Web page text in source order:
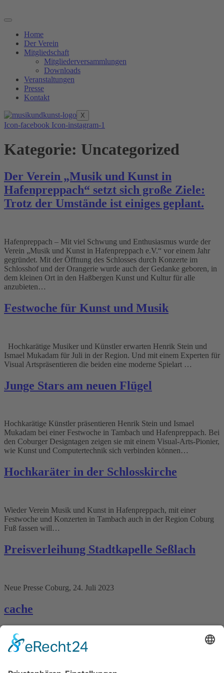
Inhalt
Home
Der Verein
Mitgliedschaft
Mitgliederversammlungen
Downloads
Veranstaltungen
Presse
Kontakt
X
Icon-facebook Icon-instagram-1
Kategorie: Uncategorized
Der Verein „Musik und Kunst in
Hafenpreppach“ setzt sich große Ziele:
Trotz der Umstände ist einiges geplant.
Hafenpreppach – Mit viel Schwung und Enthusiasmus wurde der
Verein „Musik und Kunst in Hafenpreppach e.V.“ vor einem Jahr
gegründet. Mit der Öffnung des Schlosses durch Konzerte im
Schlosshof und der Orangerie wurde auch der Gedanke geboren, in
dem kleinen Ort in den Haßbergen Kunst und Kultur für alle
anzubieten…
Festwoche für Kunst und Musik
Hochkarätige Musiker und Künstler erwarten Henrik Stein und
Ismael Mukadam für Juli in der Region. Und mit einem Experten für
Visual Artspräsentieren die beiden eine moderne Spielart …
Junge Stars am neuen Flügel
Hochkarätige Künstler präsentieren Henrik Stein und Ismael
Mukadam bei einer Festwoche in Tambach und Hafenpreppach. Bei
den Coburger Designtagen zeigen sie mit einem Visual-Arts-Pionier,
wie Kunst und Computertechnik sich verbinden können…
Hochkaräter in der Schlosskirche
Wieder Verein Musik und Kunst in Hafenpreppach, mit einer
Festwoche und Konzerten in Tambach auch in der Region Coburg
Fuß fassen will…
Preisverleihung Stadtkapelle Seßlach
Neue Presse Coburg, 24. Juli 2023
cache
Ziele: Trotz der Umstände ist einiges geplant.